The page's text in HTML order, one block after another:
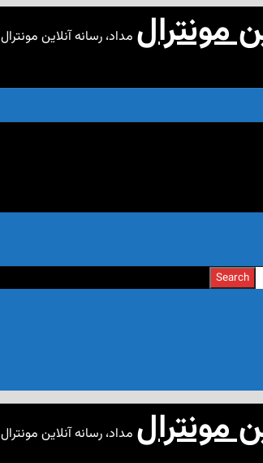
مداد، رسانه آنلاین مونترال
Search
مداد، رسانه آنلاین مونترال